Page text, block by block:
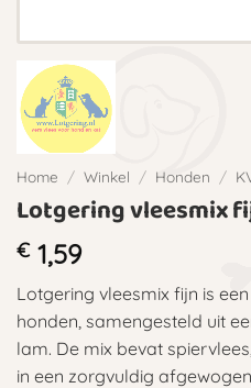
Home / Winkel / Honden /
Lotgering vleesmix
€1,59
Lotgering vleesmix fijn is
honden, samengesteld uit
lam. De mix bevat
in een zorgvuldig